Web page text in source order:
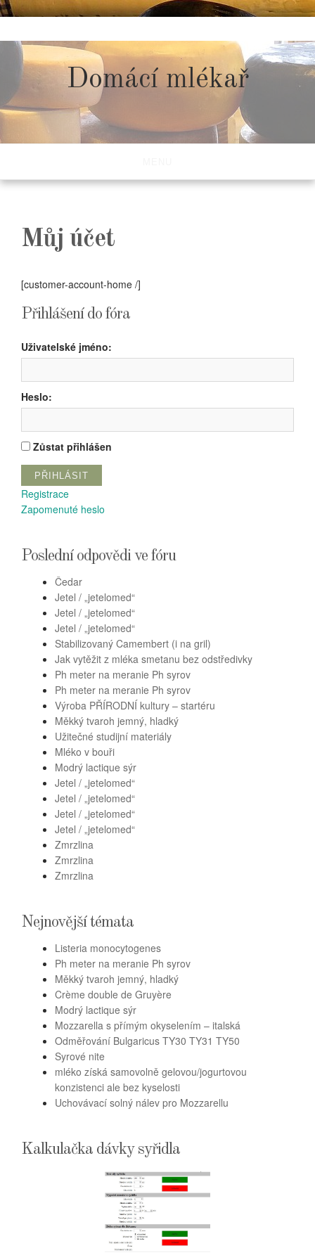
to
content
Domácí mlékař
Můj účet
[customer-account-home /]
Přihlášení do fóra
Uživatelské jméno:
Heslo:
Zůstat přihlášen
PŘIHLÁSIT
Registrace
Zapomenuté heslo
Poslední odpovědi ve fóru
Čedar
Jetel / „jetelomed“
Jetel / „jetelomed“
Jetel / „jetelomed“
Stabilizovaný Camembert (i na gril)
Jak vytěžit z mléka smetanu bez odstředivky
Ph meter na meranie Ph syrov
Ph meter na meranie Ph syrov
Výroba PŘÍRODNÍ kultury – startéru
Měkký tvaroh jemný, hladký
Užitečné studijní materiály
Mléko v bouři
Modrý lactique sýr
Jetel / „jetelomed“
Jetel / „jetelomed“
Jetel / „jetelomed“
Jetel / „jetelomed“
Zmrzlina
Zmrzlina
Zmrzlina
Nejnovější témata
Listeria monocytogenes
Ph meter na meranie Ph syrov
Měkký tvaroh jemný, hladký
Crème double de Gruyère
Modrý lactique sýr
Mozzarella s přímým okyselením – italská
Odměřování Bulgaricus TY30 TY31 TY50
Syrové nite
mléko získá samovolně gelovou/jogurtovou
konzistenci ale bez kyselosti
Uchovávací solný nálev pro Mozzarellu
Kalkulačka dávky syřidla